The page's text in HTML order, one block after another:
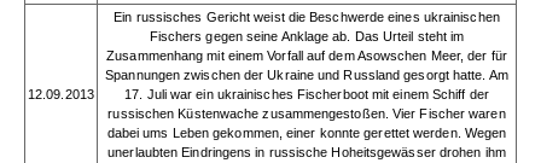
12.09.2013
Ein russisches Gericht weist die Beschwerde eines ukrainischen
Fischers gegen seine Anklage ab. Das Urteil steht im
Zusammenhang mit einem Vorfall auf dem Asowschen Meer, der für
Spannungen zwischen der Ukraine und Russland gesorgt hatte. Am
17. Juli war ein ukrainisches Fischerboot mit einem Schiff der
russischen Küstenwache zusammengestoßen. Vier Fischer waren
dabei ums Leben gekommen, einer konnte gerettet werden. Wegen
unerlaubten Eindringens in russische Hoheitsgewässer drohen ihm